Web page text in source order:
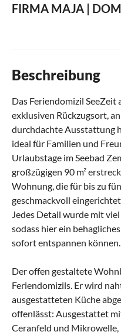
FIRMA MAJA |
Beschreibung
Das Feriendomizil
exklusiven Rückzugsort,
durchdachte Ausstattung
ideal für Familien und
Urlaubstage im Seebad
großzügigen 90 m²
Wohnung, die für bis zu
geschmackvoll
Jedes Detail wurde mit
sodass hier ein
sofort entspannen können.
Der offen gestaltete
Feriendomizils. Er wird
ausgestatteten Küche
offenlässt: Ausgestattet
Ceranfeld und